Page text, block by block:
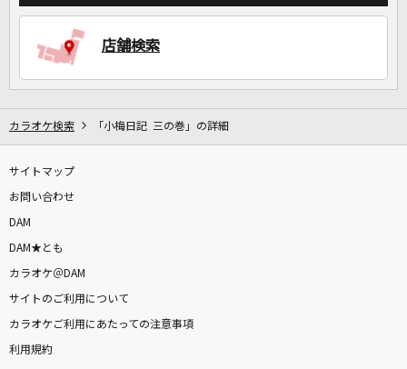
店舗検索
カラオケ検索 「小梅日記 三の巻」の詳細
サイトマップ
お問い合わせ
DAM
DAM★とも
カラオケ＠DAM
サイトのご利用について
カラオケご利用にあたっての注意事項
利用規約